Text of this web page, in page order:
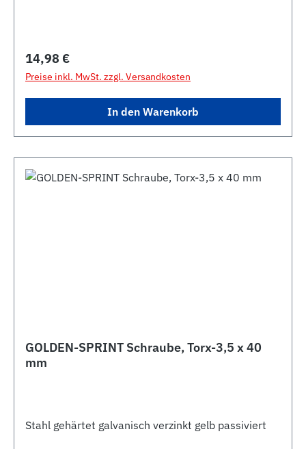
Regulärer Preis:
14,98 €
Preise inkl. MwSt. zzgl. Versandkosten
In den Warenkorb
GOLDEN-SPRINT Schraube, Torx-3,5 x 40
mm
Stahl gehärtet galvanisch verzinkt gelb passiviert